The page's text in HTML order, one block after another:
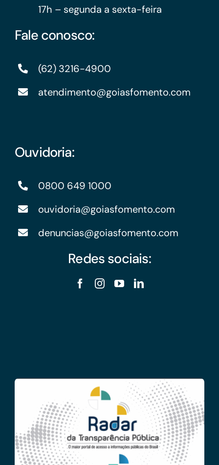
17h – segunda a sexta-feira
Fale conosco:
(62) 3216-4900
atendimento@goiasfomento.com
Ouvidoria:
0800 649 1000
ouvidoria@goiasfomento.com
denuncias@goiasfomento.com
Redes sociais: